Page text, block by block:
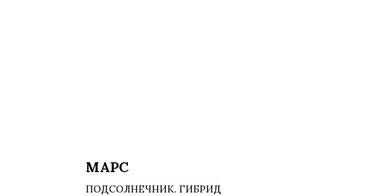
МАРС
ПОДСОЛНЕЧНИК. ГИБРИД